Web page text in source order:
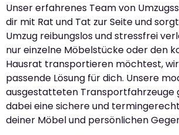
Unser erfahrenes Team von
dir mit Rat und Tat zur Seite und
Umzug reibungslos und stressfrei
nur einzelne Möbelstücke oder den
Hausrat transportieren möchtest,
passende Lösung für dich. Unsere
ausgestatteten Transportfahrzeuge
dabei eine sichere und
deiner Möbel und persönlichen